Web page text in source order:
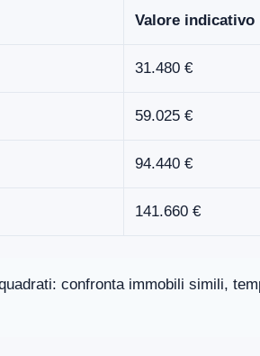
Valore indicativo
31.480 €
59.025 €
94.440 €
141.660 €
confronta immobili simili,